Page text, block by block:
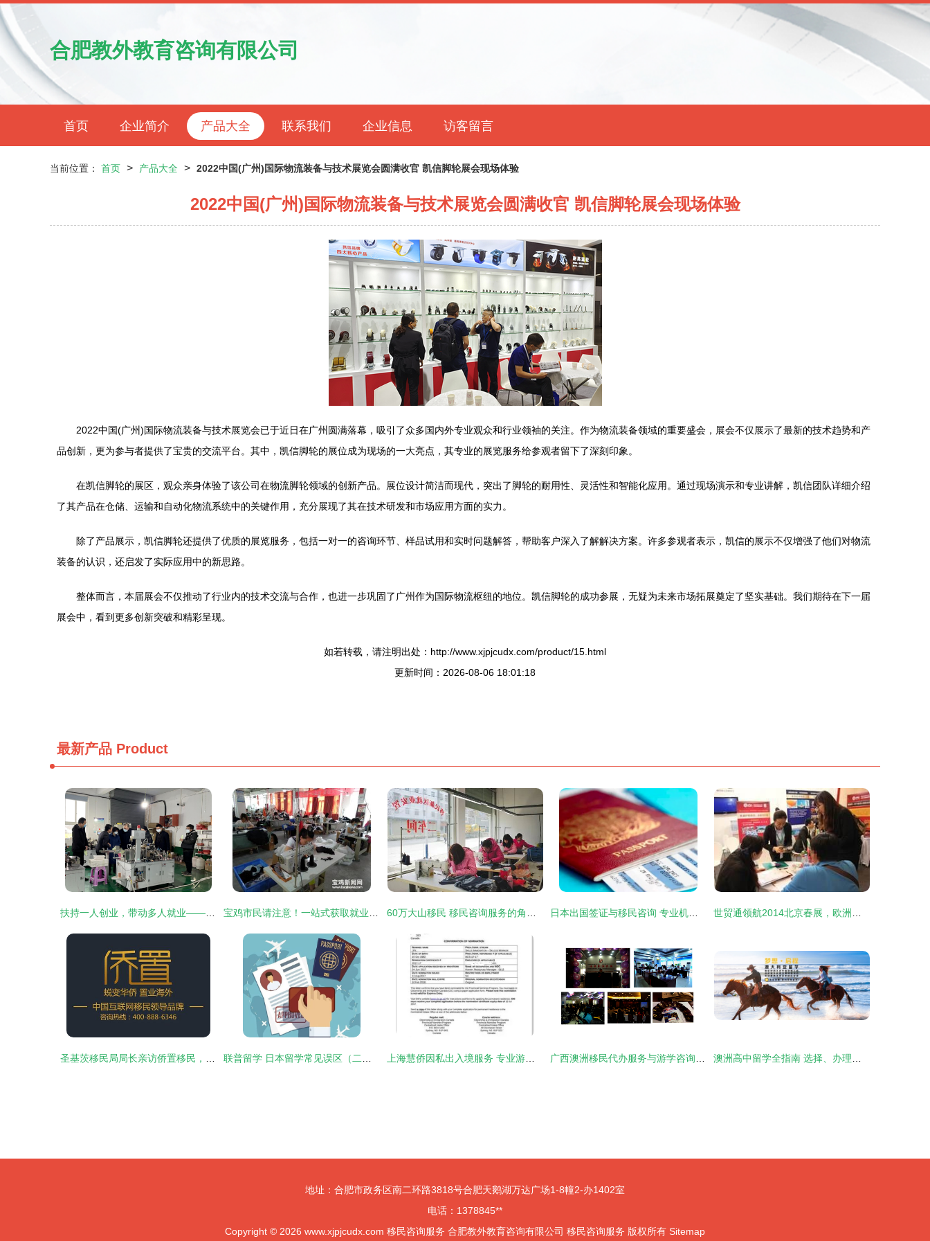
合肥教外教育咨询有限公司
首页 企业简介 产品大全 联系我们 企业信息 访客留言
当前位置： 首页 > 产品大全 > 2022中国(广州)国际物流装备与技术展览会圆满收官 凯信脚轮展会现场体验
2022中国(广州)国际物流装备与技术展览会圆满收官 凯信脚轮展会现场体验
2022中国(广州)国际物流装备与技术展览会已于近日在广州圆满落幕，吸引了众多国内外专业观众和行业领袖的关注。作为物流装备领域的重要盛会，展会不仅展示了最新的技术趋势和产
品创新，更为参与者提供了宝贵的交流平台。其中，凯信脚轮的展位成为现场的一大亮点，其专业的展览服务给参观者留下了深刻印象。
在凯信脚轮的展区，观众亲身体验了该公司在物流脚轮领域的创新产品。展位设计简洁而现代，突出了脚轮的耐用性、灵活性和智能化应用。通过现场演示和专业讲解，凯信团队详细介绍
了其产品在仓储、运输和自动化物流系统中的关键作用，充分展现了其在技术研发和市场应用方面的实力。
除了产品展示，凯信脚轮还提供了优质的展览服务，包括一对一的咨询环节、样品试用和实时问题解答，帮助客户深入了解解决方案。许多参观者表示，凯信的展示不仅增强了他们对物流
装备的认识，还启发了实际应用中的新思路。
整体而言，本届展会不仅推动了行业内的技术交流与合作，也进一步巩固了广州作为国际物流枢纽的地位。凯信脚轮的成功参展，无疑为未来市场拓展奠定了坚实基础。我们期待在下一届
展会中，看到更多创新突破和精彩呈现。
如若转载，请注明出处：http://www.xjpjcudx.com/product/15.html
更新时间：2026-08-06 18:01:18
最新产品 Product
地址：合肥市政务区南二环路3818号合肥天鹅湖万达广场1-8幢2-办1402室
电话：1378845**
Copyright © 2026 www.xjpjcudx.com 移民咨询服务 合肥教外教育咨询有限公司 移民咨询服务 版权所有 Sitemap